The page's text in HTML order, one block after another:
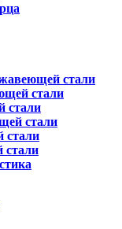
стали
стали
стали
стали
стали